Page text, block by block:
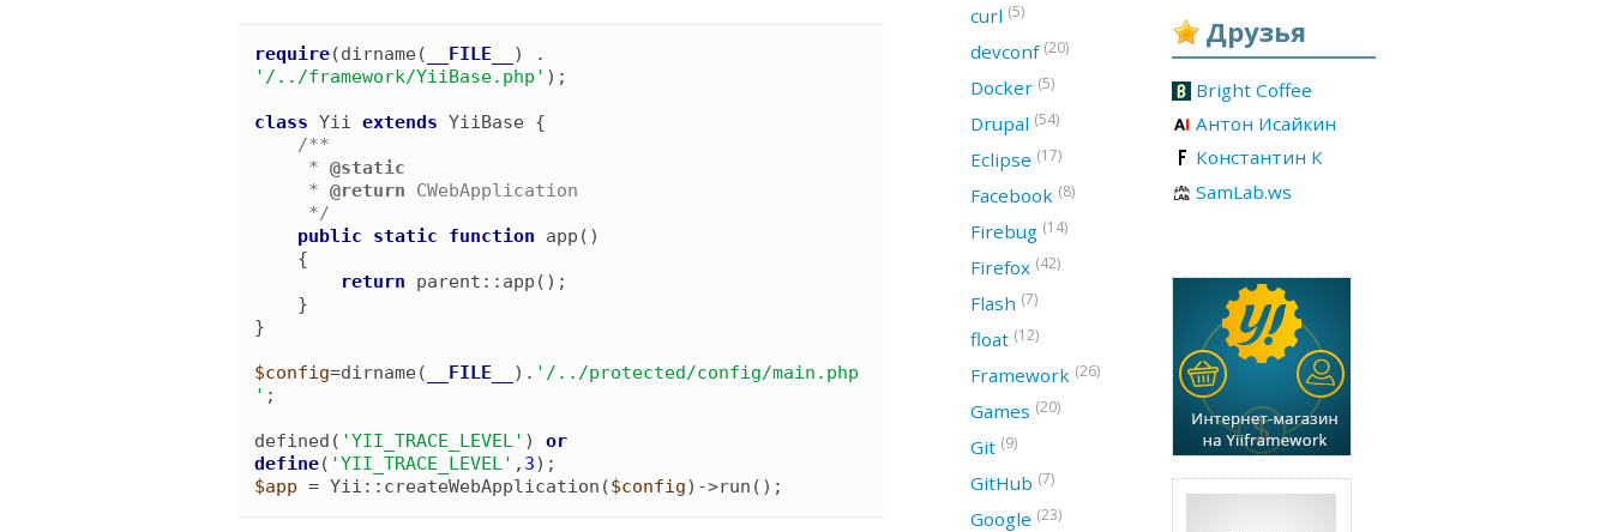
require(dirname( __FILE__ )
' /../framework/YiiBase.php ' ) ;
class Yii extends YiiBase {
/**
     *
     *
@return CWebApplication
*/
public
static function app ( )
{
return
parent :: app ( ) ;
}
}
$config=dirname( __FILE__ ) . ' /../protected/config/main.php
' ;
defined ( 'YII_TRACE_LEVEL' )
or
define( 'YII_TRACE_LEVEL' , 3)
$app = Yii :: createWebApplication ($config) ->run ( ) ;
Друзья
Bright Coffee
Антон Исайкин
Константин К
SamLab.ws
curl (5)
devconf (20)
Docker (5)
Drupal (54)
Eclipse (17)
Facebook (8)
Firebug (14)
Firefox (42)
Flash (7)
float (12)
Framework (26)
Games (20)
Git (9)
GitHub (7)
Google (23)